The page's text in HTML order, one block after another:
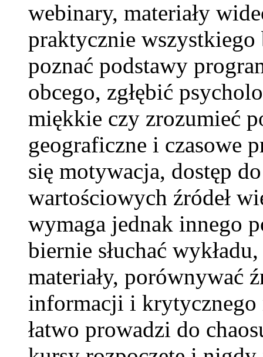
webinary, materiały
praktycznie
poznać podstawy
obcego, zgłębić
miękkie czy zrozumieć
geograficzne i czasowe
się motywacja, dostęp
wartościowych źródeł
wymaga jednak innego
biernie słuchać
materiały, porównywać
informacji i krytycznego
łatwo prowadzi do